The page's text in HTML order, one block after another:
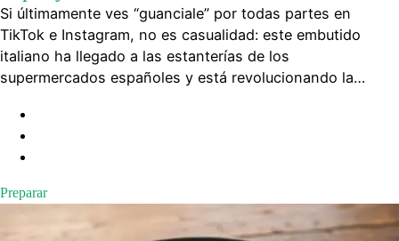
Si últimamente ves “guanciale” por todas partes en
TikTok e Instagram, no es casualidad: este embutido
italiano ha llegado a las estanterías de los
supermercados españoles y está revolucionando la…
Preparar